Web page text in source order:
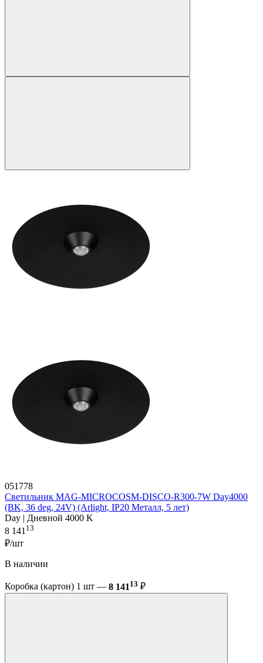
051778
Светильник MAG-MICROCOSM-DISCO-R300-7W Day4000
(BK, 36 deg, 24V) (Arlight, IP20 Металл, 5 лет)
Day | Дневной 4000 K
8 141 13
₽/шт
В наличии
Коробка (картон) 1 шт — 8 141 13 ₽